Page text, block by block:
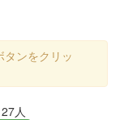
ンをクリッ
人